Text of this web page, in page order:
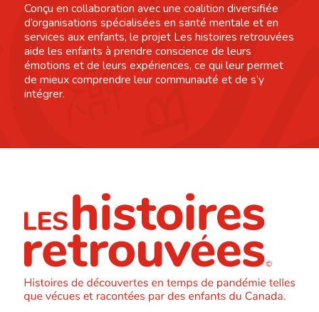
Conçu en collaboration avec une coalition diversifiée
d’organisations spécialisées en santé mentale et en
services aux enfants, le projet Les histoires retrouvées
aide les enfants à prendre conscience de leurs
émotions et de leurs expériences, ce qui leur permet
de mieux comprendre leur communauté et de s’y
intégrer.